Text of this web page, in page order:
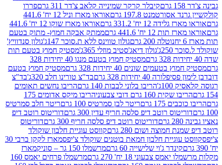
קיבלר קרקר שמינייה קלאב צ'דר 311 גרם
פררו
197.8 גרם
אוראו מארז וניל 12 יח' 441.6
12 יח' 331.2 גרם
אוראו מארז שוקו 12 יח' 441.6
12 יח' 441.6 גרם
ממתק אבקה חמוץ- מתוק בטעם
נוטלה 200 גרם
גולון טווינס ללא ת.סוכר 147ג'
גולון סנדוויץ'
250ג'
גולון דיאג'סטיב מוזלי 365ג'
מסטיק חמוץ בטעם תות
מסטיק חמוץ בטעם מנגו 40 יחידות 328
בטעמים שונים 40 יחידות 328 גרם
מסטיק חמוץ בטעם
40 יחידות 328 גרם
בד"צ טורינו חלב 320ג'
בד"צ
הריבו בלוני לבבות 140 גרם
הריבו נחשים תאומים
160 גרם דובי צבעוני
הריבו מיקס אדומים 175
175 גרם
ריטר לבן סמרטיס 100 גרם
ריטר חלב סמרטיס
רוטב דיפ סלסה חריף עדין 300 גרם
דוריטוס רוטב דיפ
דוריטוס רוטב דיפ סלסה חריף 300 גרם
דוריטוס
חמוצה ושום 280 גרם
קווסט עוגיית חלבון שוקולד
עוגיית חלבון חמאת בוטנים שוקולד צ'יפס
מארז לקקן ברבי 30
קינדר ג'וי שלישייה 60 גרם
מרשמלו 150 גר – סוניק
מארז
צבעוני 18 יח' 270 גרם
מרשמלו פרחים יאמס 160